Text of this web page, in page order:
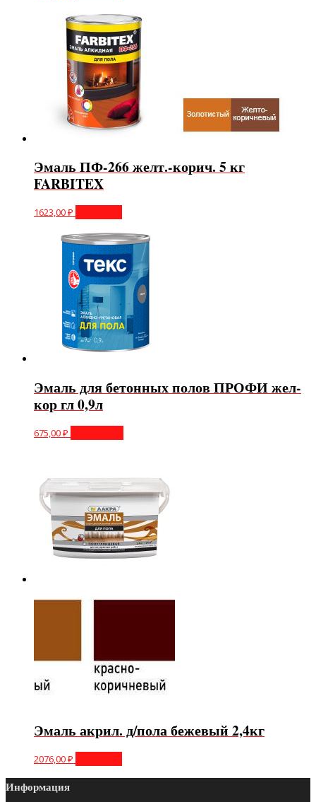
Эмаль ПФ-266 желт.-корич. 5 кг
FARBITEX
1623,00₽
Эмаль для бетонных полов ПРОФИ жел-
кор гл 0,9л
675,00₽
Эмаль акрил. д/пола бежевый 2,4кг
2076,00₽
Информация